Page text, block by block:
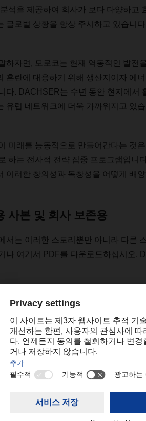
분석을 제공하여 회사가 보다 다양하고
글로벌 상황을 항상 주시하고 있습니다
하자면 , 모로코는 현재 역동적인 발전을
혼란에 대응하기 위해 생산지이자 에너
다. DACHSER 는 수년 동안 현지에서
유럽 네트워크에 더욱 가까워지고 있
미래를 능동적으로 만들어간다는 것은
하는 전사적 전략 집중 프로그램입니
이러한 창의성과 독창성을 어떻게 배
사본 및 회사 보존용
서는 이러한 스토리뿐만 아니라 다른
나 여기서 PDF를 다운로드하십시오 .
DACHSER magazine 01/23
PDF (6,66 MB)